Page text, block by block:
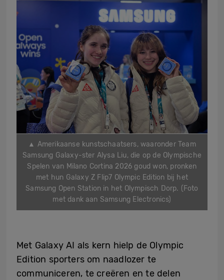
▲ Amerikaanse kunstschaatsers, waaronder Team
Samsung Galaxy-ster Alysa Liu, die op de Olympische
Spelen van Milano Cortina 2026 goud won, pronken
met hun Galaxy Z Flip7 Olympic Edition bij het
Samsung Open Station in het Olympisch Dorp. (Foto
met dank aan Samsung Electronics)
Met Galaxy AI als kern hielp de Olympic
Edition sporters om naadlozer te
communiceren, te creëren en te delen